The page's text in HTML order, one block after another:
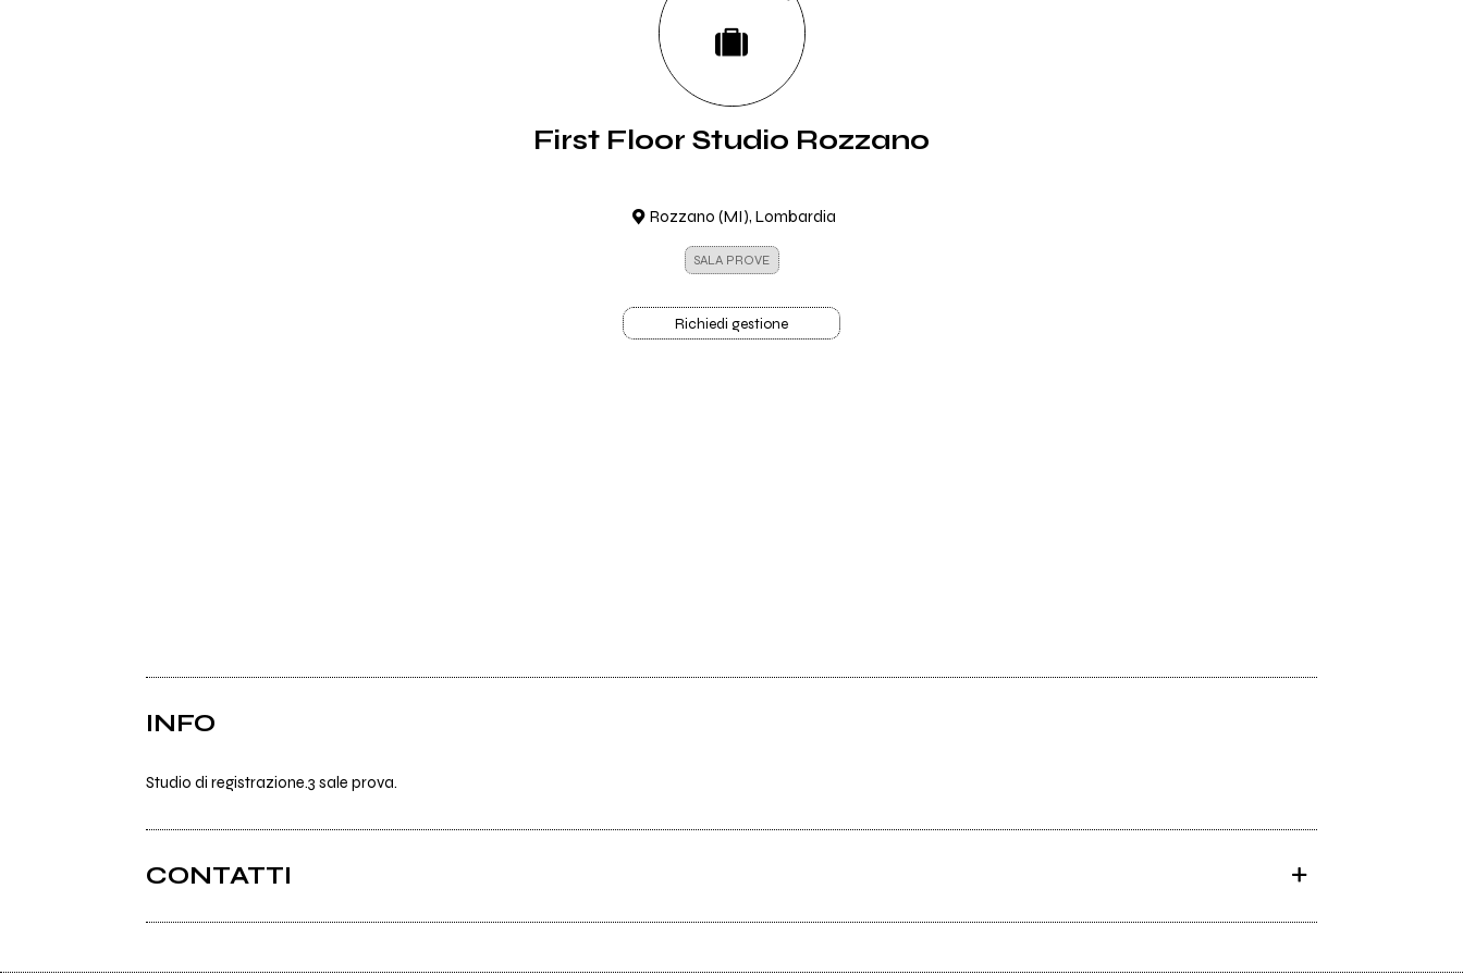
First Floor Studio Rozzano
Rozzano (MI), Lombardia
SALA PROVE
Richiedi gestione
INFO
Studio di registrazione.3 sale prova.
CONTATTI